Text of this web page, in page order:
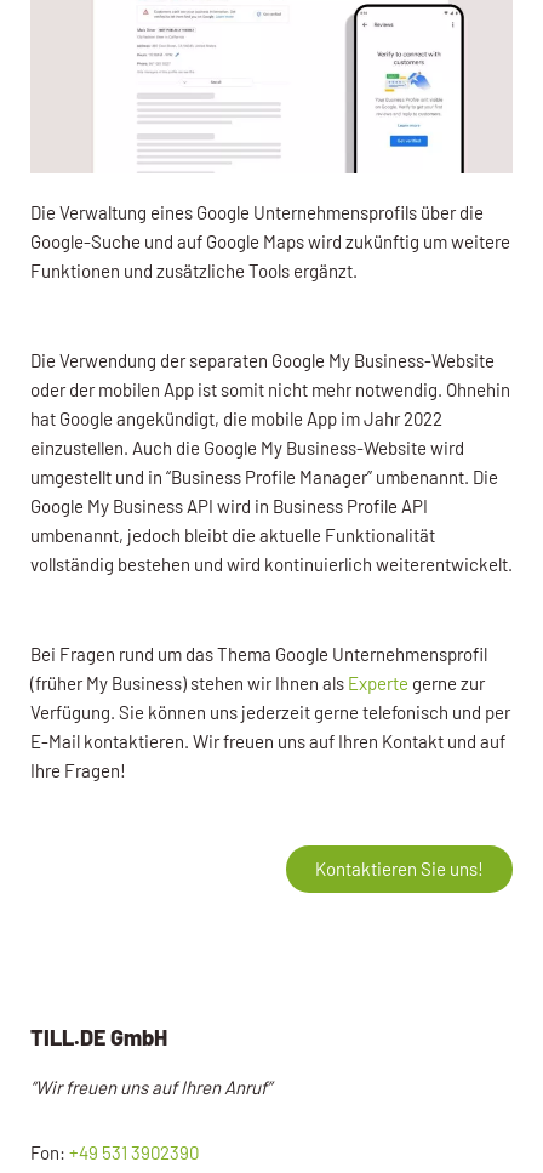
Die Verwaltung eines Google Unternehmensprofils über die
Google-Suche und auf Google Maps wird zukünftig um weitere
Funktionen und zusätzliche Tools ergänzt.
Die Verwendung der separaten Google My Business-Website
oder der mobilen App ist somit nicht mehr notwendig. Ohnehin
hat Google angekündigt, die mobile App im Jahr 2022
einzustellen. Auch die Google My Business-Website wird
umgestellt und in “Business Profile Manager” umbenannt. Die
Google My Business API wird in Business Profile API
umbenannt, jedoch bleibt die aktuelle Funktionalität
vollständig bestehen und wird kontinuierlich weiterentwickelt.
Bei Fragen rund um das Thema Google Unternehmensprofil
(früher My Business) stehen wir Ihnen als Experte gerne zur
Verfügung. Sie können uns jederzeit gerne telefonisch und per
E-Mail kontaktieren. Wir freuen uns auf Ihren Kontakt und auf
Ihre Fragen!
Kontaktieren Sie uns!
TILL.DE GmbH
“Wir freuen uns auf Ihren Anruf”
Fon: +49 531 3902390